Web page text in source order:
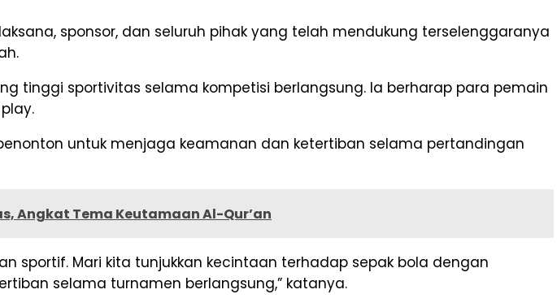
sponsor, dan seluruh pihak yang telah mendukung terselenggaranya
tinggi sportivitas selama kompetisi berlangsung. Ia berharap para pemain
untuk menjaga keamanan dan ketertiban selama pertandingan
Angkat Tema Keutamaan Al-Qur’an
sportif. Mari kita tunjukkan kecintaan terhadap sepak bola dengan
selama turnamen berlangsung,” katanya.